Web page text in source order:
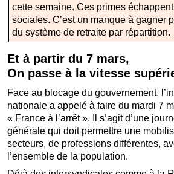
cette semaine. Ces primes
sociales. C’est un manque à gagner
du système de retraite par répartition.
Et à partir du 7 mars,
On passe à la vitesse
Face au blocage du gouvernement,
nationale a appelé à faire du mardi 7
« France à l’arrêt ». Il s’agit d’une
générale qui doit permettre une
secteurs, de professions différentes,
l’ensemble de la population.